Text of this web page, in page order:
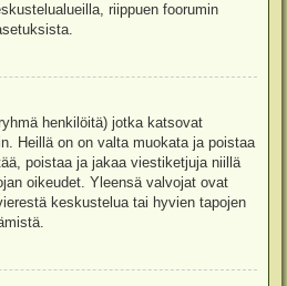
riippuen foorumin
henkilöitä) jotka katsovat
Heillä on on valta muokata ja poistaa
poistaa ja jakaa viestiketjuja niillä
oikeudet. Yleensä valvojat ovat
keskustelua tai hyvien tapojen